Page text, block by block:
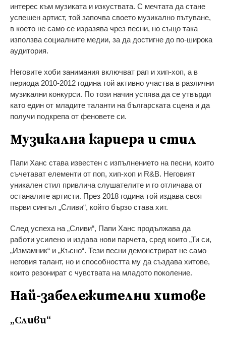
интерес към музиката и изкуствата. С мечтата да стане
успешен артист, той започва своето музикално пътуване,
в което не само се изразява чрез песни, но също така
използва социалните медии, за да достигне до по-широка
аудитория.
Неговите хоби занимания включват рап и хип-хоп, а в
периода 2010-2012 година той активно участва в различни
музикални конкурси. По този начин успява да се утвърди
като един от младите таланти на българската сцена и да
получи подкрепа от феновете си.
Музикална кариера и стил
Папи Ханс става известен с изпълнението на песни, които
съчетават елементи от поп, хип-хоп и R&B. Неговият
уникален стил привлича слушателите и го отличава от
останалите артисти. През 2018 година той издава своя
първи сингъл „Сливи“, който бързо става хит.
След успеха на „Сливи“, Папи Ханс продължава да
работи усилено и издава нови парчета, сред които „Ти си,
„Измамник“ и „Късно“. Тези песни демонстрират не само
неговия талант, но и способността му да създава хитове,
които резонират с чувствата на младото поколение.
Най-забележителни хитове
„Сливи“